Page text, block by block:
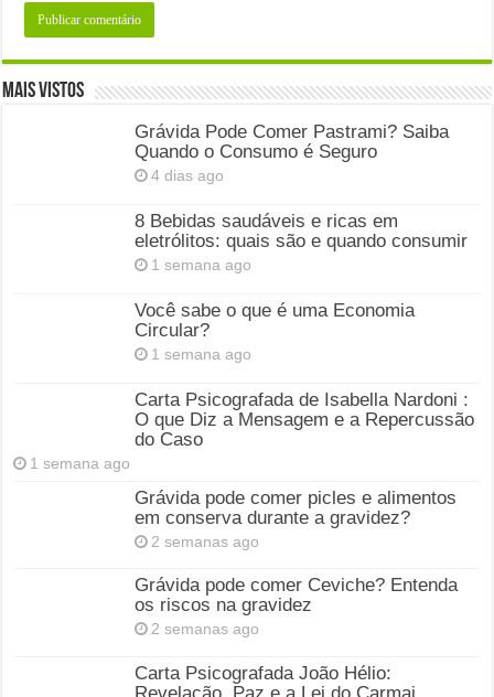
Mais Vistos
Grávida Pode Comer Pastrami? Saiba
Quando o Consumo é Seguro
4 dias ago
8 Bebidas saudáveis e ricas em
eletrólitos: quais são e quando consumir
1 semana ago
Você sabe o que é uma Economia
Circular?
1 semana ago
Carta Psicografada de Isabella Nardoni :
O que Diz a Mensagem e a Repercussão
do Caso
1 semana ago
Grávida pode comer picles e alimentos
em conserva durante a gravidez?
2 semanas ago
Grávida pode comer Ceviche? Entenda
os riscos na gravidez
2 semanas ago
Carta Psicografada João Hélio: